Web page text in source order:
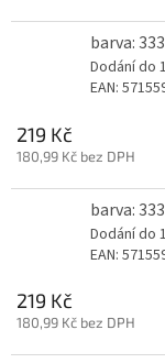
barva:
Dodání do
EAN:
219 Kč
180,99 Kč bez DPH
barva:
Dodání do
EAN:
219 Kč
180,99 Kč bez DPH